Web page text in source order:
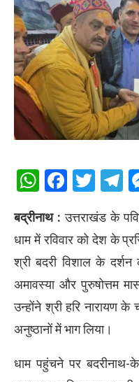
WhatsApp
बद्रीनाथ : उत्तराखंड के
धाम में रविवार को देश के
श्री बदरी विशाल के
अमावस्या और पुरुषोत्तम
उन्होंने श्री हरि नारायण के
अनुष्ठानों में भाग लिया।
धाम पहुंचने पर बदरीनाथ-